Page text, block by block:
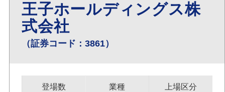
王子ホールディングス株
式会社
（証券コード：3861）
登場数 業種 上場区分